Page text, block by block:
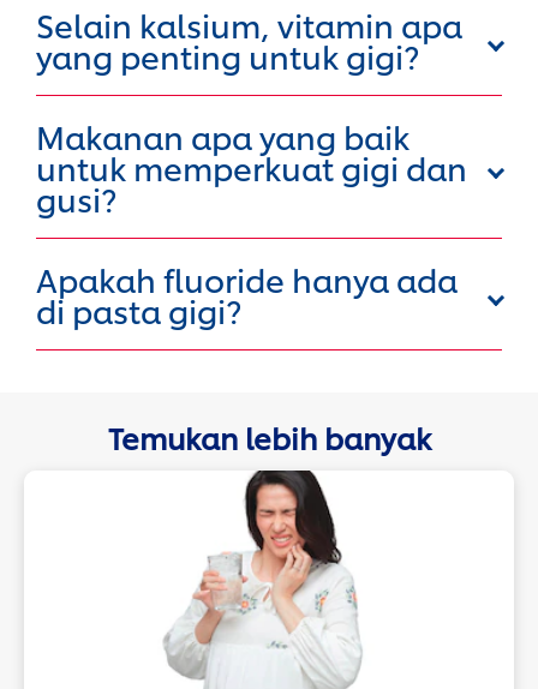
Selain kalsium, vitamin apa
yang penting untuk gigi?
Makanan apa yang baik
untuk memperkuat gigi dan
gusi?
Apakah fluoride hanya ada
di pasta gigi?
Temukan lebih banyak